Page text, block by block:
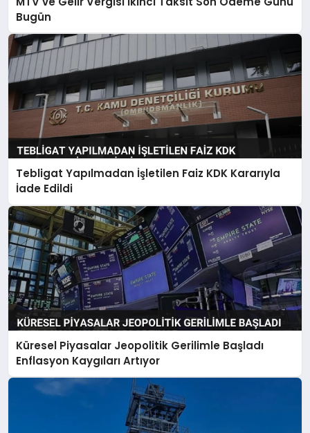
Bugün
Tebligat Yapılmadan İşletilen Faiz KDK Kararıyla
İade Edildi
Küresel Piyasalar Jeopolitik Gerilimle Başladı
Enflasyon Kaygıları Artıyor